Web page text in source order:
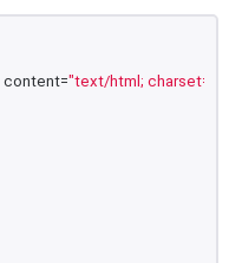
content="text/html;